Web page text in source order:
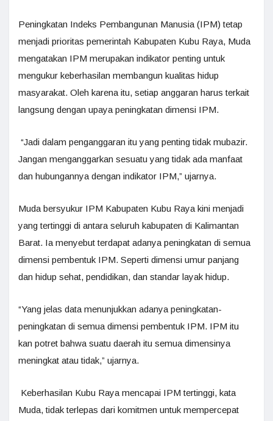
Peningkatan Indeks Pembangunan Manusia (IPM) tetap
menjadi prioritas pemerintah Kabupaten Kubu Raya, Muda
mengatakan IPM merupakan indikator penting untuk
mengukur keberhasilan membangun kualitas hidup
masyarakat. Oleh karena itu, setiap anggaran harus terkait
langsung dengan upaya peningkatan dimensi IPM.
“Jadi dalam penganggaran itu yang penting tidak mubazir.
Jangan menganggarkan sesuatu yang tidak ada manfaat
dan hubungannya dengan indikator IPM,” ujarnya.
Muda bersyukur IPM Kabupaten Kubu Raya kini menjadi
yang tertinggi di antara seluruh kabupaten di Kalimantan
Barat. Ia menyebut terdapat adanya peningkatan di semua
dimensi pembentuk IPM. Seperti dimensi umur panjang
dan hidup sehat, pendidikan, dan standar layak hidup.
“Yang jelas data menunjukkan adanya peningkatan-
peningkatan di semua dimensi pembentuk IPM. IPM itu
kan potret bahwa suatu daerah itu semua dimensinya
meningkat atau tidak,” ujarnya.
Keberhasilan Kubu Raya mencapai IPM tertinggi, kata
Muda, tidak terlepas dari komitmen untuk mempercepat